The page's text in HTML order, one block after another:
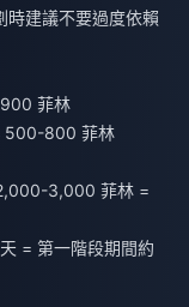
建議不要過度依賴
菲林
500-800 菲林
3,000 菲林 =
= 第一階段期間約